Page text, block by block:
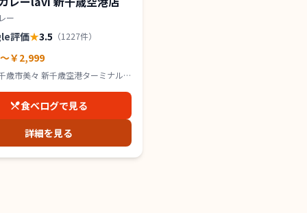
ー
評価★3.5 （1227件）
￥2,999
歳市美々 新千歳空港ターミナル
食べログで見る
詳細を見る